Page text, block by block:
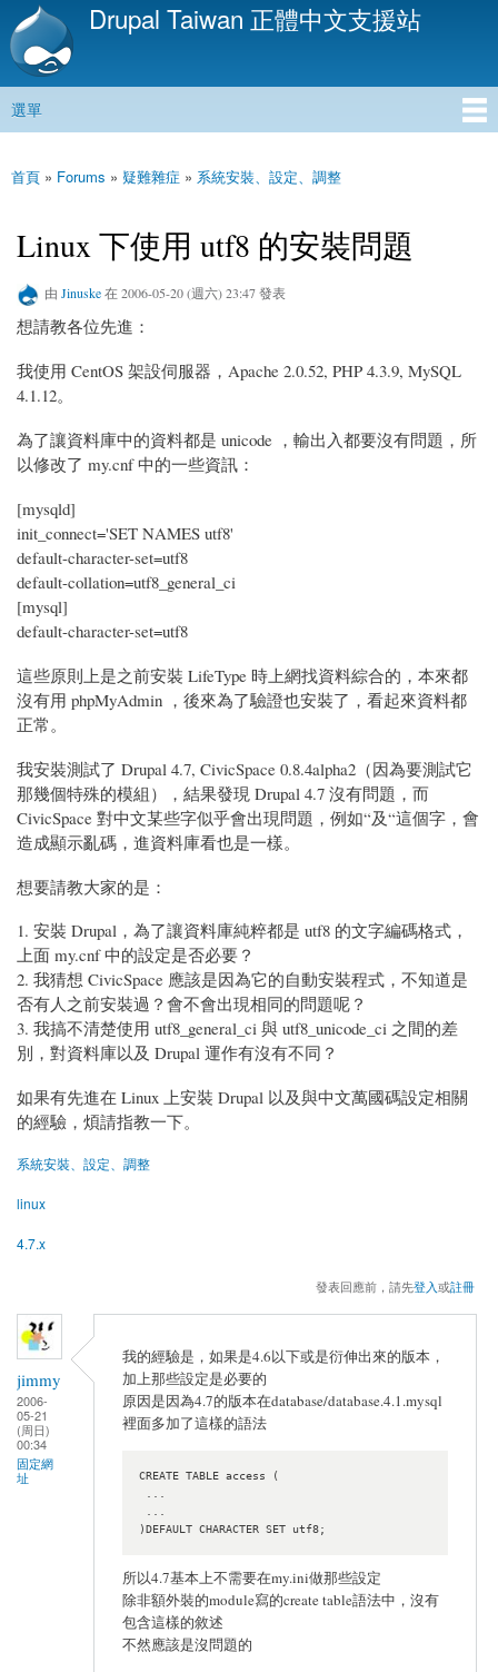
移
內
Drupal Taiwan 正體中文支援站
主選單
選單
您在這裡
首頁 » Forums » 疑難雜症 » 系統安裝、設定、調整
Linux 下使用 utf8 的安裝問題
由 Jinuske在 2006-05-20 (週六) 23:47 發表
想請教各位先進：
我使用 CentOS 架設伺服器，Apache 2.0.52, PHP 4.3.9, MySQL
4.1.12。
為了讓資料庫中的資料都是 unicode ，輸出入都要沒有問題，所
以修改了 my.cnf 中的一些資訊：
[mysqld]
init_connect='SET NAMES utf8'
default-character-set=utf8
default-collation=utf8_general_ci
[mysql]
default-character-set=utf8
這些原則上是之前安裝 LifeType 時上網找資料綜合的，本來都
沒有用 phpMyAdmin ，後來為了驗證也安裝了，看起來資料都
正常。
我安裝測試了 Drupal 4.7, CivicSpace 0.8.4alpha2（因為要測試它
那幾個特殊的模組），結果發現 Drupal 4.7 沒有問題，而
CivicSpace 對中文某些字似乎會出現問題，例如“及“這個字，會
造成顯示亂碼，進資料庫看也是一樣。
想要請教大家的是：
1. 安裝 Drupal，為了讓資料庫純粹都是 utf8 的文字編碼格式，
上面 my.cnf 中的設定是否必要？
2. 我猜想 CivicSpace 應該是因為它的自動安裝程式，不知道是
否有人之前安裝過？會不會出現相同的問題呢？
3. 我搞不清楚使用 utf8_general_ci 與 utf8_unicode_ci 之間的差
別，對資料庫以及 Drupal 運作有沒有不同？
如果有先進在 Linux 上安裝 Drupal 以及與中文萬國碼設定相關
的經驗，煩請指教一下。
系統安裝、設定、調整
linux
4.7.x
發表回應前，請先登入或註冊
jimmy
2006-
05-21
(周日)
00:34
固定網
址
我的經驗是，如果是4.6以下或是衍伸出來的版本，
加上那些設定是必要的
原因是因為4.7的版本在database/database.4.1.mysql
裡面多加了這樣的語法
CREATE TABLE access (
)DEFAULT CHARACTER SET utf8;
所以4.7基本上不需要在my.ini做那些設定
除非額外裝的module寫的create table語法中，沒有
包含這樣的敘述
不然應該是沒問題的